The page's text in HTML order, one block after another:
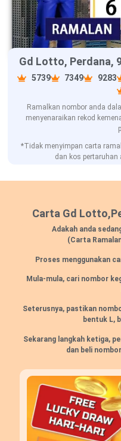
Gd Lotto, Perdana,
5739 7349 9283
Ramalkan nombor anda
menyenaraikan rekod
*Tidak menyimpan carta
dan kos
Carta Gd
Adakah anda
(Carta
Proses menggunakan
Mula-mula, cari nombor
Seterusnya, pastikan
bentuk L,
Sekarang langkah ketiga,
dan beli